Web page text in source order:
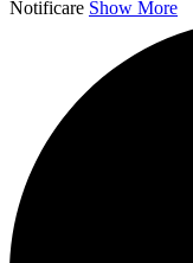
Notificare Show More